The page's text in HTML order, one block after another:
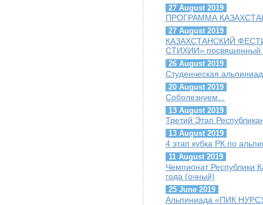
27 August 2019
ПРОГРАММА
27 August 2019
КАЗАХСТАНСКИЙ
СТИХИИ» посвященный
26 August 2019
Студенческая
20 August 2019
Соболезнуем...
13 August 2019
Третий Этап
13 August 2019
4 этап кубка РК по
11 August 2019
Чемпионат Республики
года (очный)
25 June 2019
Альпиниада «ПИК